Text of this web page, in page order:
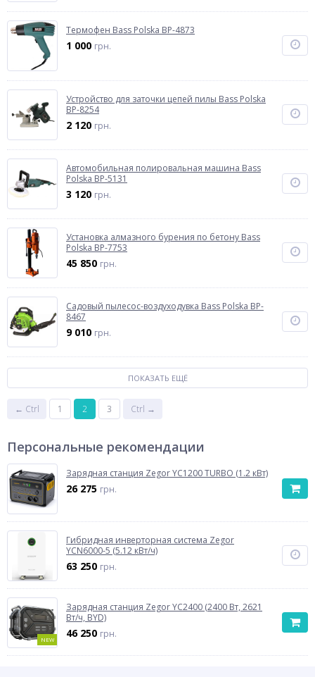
Термофен Bass Polska BP-4873
1 000 грн.
Устройство для заточки цепей пилы Bass Polska
BP-8254
2 120 грн.
Автомобильная полировальная машина Bass
Polska BP-5131
3 120 грн.
Установка алмазного бурения по бетону Bass
Polska BP-7753
45 850 грн.
Садовый пылесос-воздуходувка Bass Polska BP-
8467
9 010 грн.
ПОКАЗАТЬ ЕЩЁ
← Ctrl 1 2 3 Ctrl →
Персональные рекомендации
Зарядная станция Zegor YC1200 TURBO (1.2 кВт)
26 275 грн.
Гибридная инверторная система Zegor
YCN6000-5 (5.12 кВт/ч)
63 250 грн.
NEW
Зарядная станция Zegor YC2400 (2400 Вт, 2621
Вт/ч, BYD)
46 250 грн.